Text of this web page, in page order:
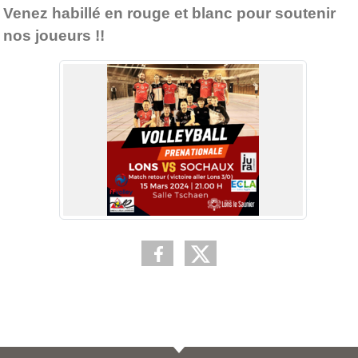
Venez habillé en rouge et blanc pour soutenir
nos joueurs !!